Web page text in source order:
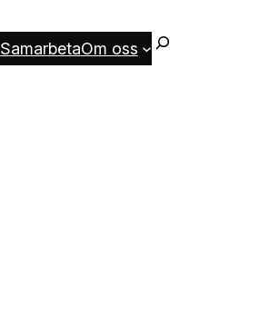
SamarbetaOm oss